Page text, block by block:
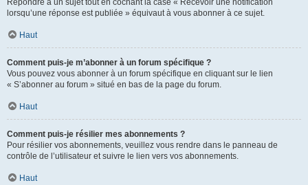
Répondre à un sujet tout en cochant la case « Recevoir une notification
lorsqu’une réponse est publiée » équivaut à vous abonner à ce sujet.
Haut
Comment puis-je m’abonner à un forum spécifique ?
Vous pouvez vous abonner à un forum spécifique en cliquant sur le lien
« S’abonner au forum » situé en bas de la page du forum.
Haut
Comment puis-je résilier mes abonnements ?
Pour résilier vos abonnements, veuillez vous rendre dans le panneau de
contrôle de l’utilisateur et suivre le lien vers vos abonnements.
Haut